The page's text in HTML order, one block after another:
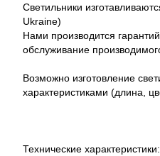
Светильники
Ukraine)
Нами производится
обслуживание
Возможно изготовление
характеристиками (длина,
Технические характеристики: